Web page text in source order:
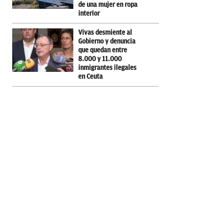
de una mujer en ropa
interior
Vivas desmiente al
Gobierno y denuncia
que quedan entre
8.000 y 11.000
inmigrantes ilegales
en Ceuta